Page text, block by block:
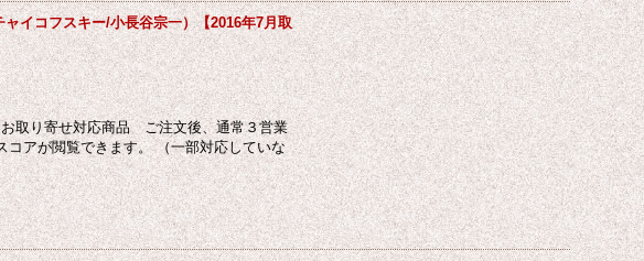
イコフスキー/小長谷宗一）【2016年7月取
取り寄せ対応商品 ご注文後、通常３営業
アが閲覧できます。 （一部対応していな